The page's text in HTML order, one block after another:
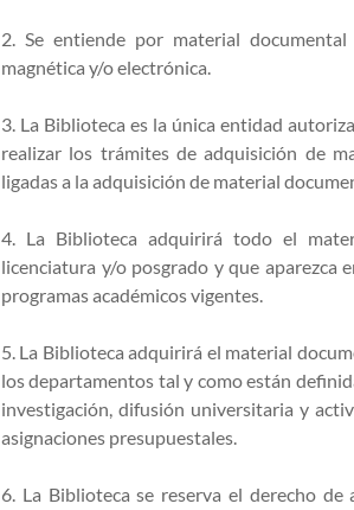
2. Se entiende por material
magnética y/o electrónica.
3. La Biblioteca es la única entidad
realizar los trámites de adquisición de
ligadas a la adquisición de material
4. La Biblioteca adquirirá todo el
licenciatura y/o posgrado y que aparezca
programas académicos vigentes.
5. La Biblioteca adquirirá el material
los departamentos tal y como están
investigación, difusión universitaria y
asignaciones presupuestales.
6. La Biblioteca se reserva el derecho